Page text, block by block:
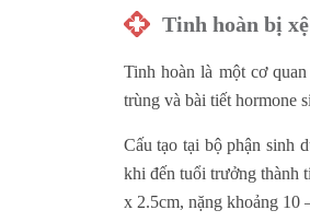
Tinh hoàn bị
Tinh hoàn là một cơ
trùng và bài tiết hormone
Cấu tạo tại bộ phận sinh
khi đến tuổi trưởng thành
x 2.5cm, nặng khoảng 10